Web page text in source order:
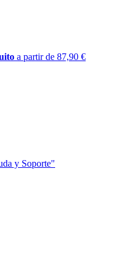
a partir de 87,90 €
y Soporte"